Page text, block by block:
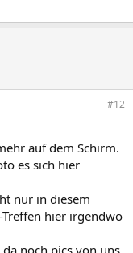
#12
auf dem Schirm.
es sich hier
nur in diesem
hier irgendwo
noch pics von uns